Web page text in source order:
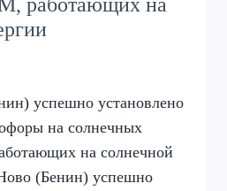
успешно установлено
на солнечных
на солнечной
(Бенин) успешно